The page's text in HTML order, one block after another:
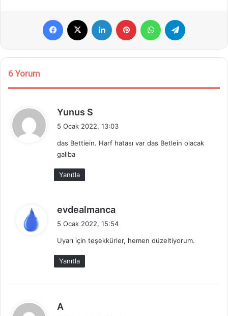
Facebook LinkedIn Pinterest WhatsApp
6 Yorum
Yunus S
i
5 Ocak 2022, 13:03
das Bettiein. Harf hatası var das Betlein olacak
galiba
Yanıtla
evdealmanca
i
5 Ocak 2022, 15:54
Uyarı için teşekkürler, hemen düzeltiyorum.
Yanıtla
A